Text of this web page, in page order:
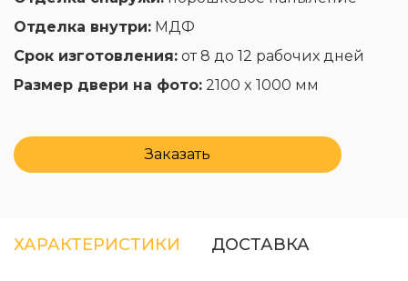
Отделка внутри: МДФ
Срок изготовления: от 8 до 12 рабочих дней
Размер двери на фото: 2100 x 1000 мм
Заказать
ХАРАКТЕРИСТИКИ ДОСТАВКА